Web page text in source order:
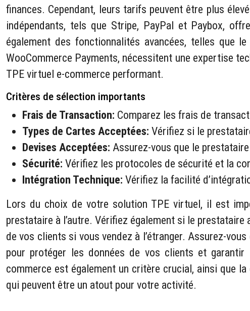
finances. Cependant, leurs tarifs peuvent être plus
indépendants, tels que Stripe, PayPal et Paybox,
également des fonctionnalités avancées, telles que
WooCommerce Payments, nécessitent une expertise
TPE virtuel e-commerce performant.
Critères de sélection importants
Frais de Transaction: Comparez les frais de
Types de Cartes Acceptées: Vérifiez si le
Devises Acceptées: Assurez-vous que le
Sécurité: Vérifiez les protocoles de sécurité et la
Intégration Technique: Vérifiez la facilité
Lors du choix de votre solution TPE virtuel, il est
prestataire à l’autre. Vérifiez également si le
de vos clients si vous vendez à l’étranger. Assurez-
pour protéger les données de vos clients et
commerce est également un critère crucial, ainsi que
qui peuvent être un atout pour votre activité.